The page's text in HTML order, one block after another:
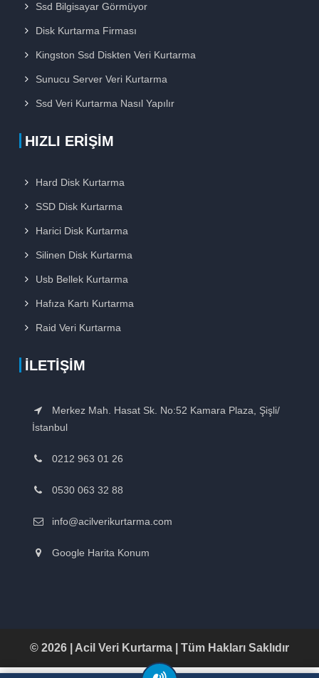
Ssd Bilgisayar Görmüyor
Disk Kurtarma Firması
Kingston Ssd Diskten Veri Kurtarma
Sunucu Server Veri Kurtarma
Ssd Veri Kurtarma Nasıl Yapılır
HIZLI ERIŞIM
Hard Disk Kurtarma
SSD Disk Kurtarma
Harici Disk Kurtarma
Silinen Disk Kurtarma
Usb Bellek Kurtarma
Hafıza Kartı Kurtarma
Raid Veri Kurtarma
İLETIŞIM
Merkez Mah. Hasat Sk. No:52 Kamara Plaza, Şişli/
İstanbul
0212 963 01 26
0530 063 32 88
info@acilverikurtarma.com
Google Harita Konum
© 2026 | Acil Veri Kurtarma | Tüm Hakları Saklıdır